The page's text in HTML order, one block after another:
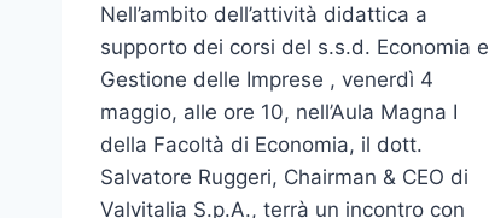
Nell’ambito dell’attività didattica a
supporto dei corsi del s.s.d. Economia e
Gestione delle Imprese , venerdì 4
maggio, alle ore 10, nell’Aula Magna I
della Facoltà di Economia, il dott.
Salvatore Ruggeri, Chairman & CEO di
Valvitalia S.p.A., terrà un incontro con